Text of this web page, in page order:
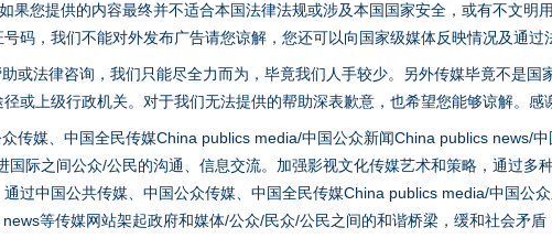
果您提供的内容最终并不适合本国法律法规或涉及本国国家安全，或有不文明
码，我们不能对外发布广告请您谅解，您还可以向国家级媒体反映情况及通
或法律咨询，我们只能尽全力而为，毕竟我们人手较少。另外传媒毕竟不是国
或上级行政机关。对于我们无法提供的帮助深表歉意，也希望您能够谅解。感
传媒、中国全民传媒China publics media/中国公众新闻China publics news/
国际之间公众/公民的沟通、信息交流。加强影视文化传媒艺术和策略，通过多
过中国公共传媒、中国公众传媒、中国全民传媒China publics media/中国公
等传媒网站架起政府和媒体/公众/民众/公民之间的和谐桥梁，缓和社会矛
？ 茶叶“炒上天”